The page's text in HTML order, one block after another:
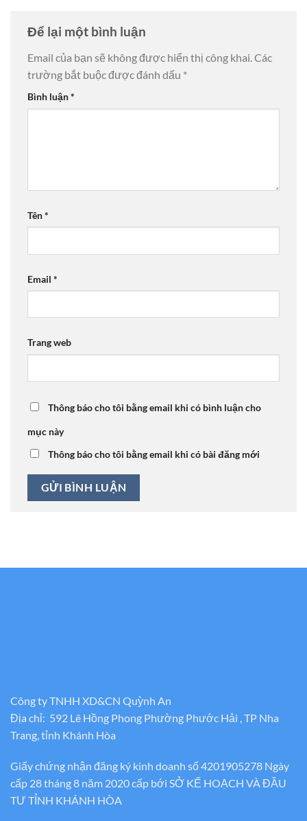
Để lại một bình luận
Email của bạn sẽ không được hiển thị công khai.Các
trường bắt buộc được đánh dấu *
Bình luận*
Tên*
Email *
Trang web
Thông báo cho tôi bằng email khi có bình luận cho
mục này
Thông báo cho tôi bằng email khi có bài đăng mới
Công ty TNHH XD&CN Quỳnh An
Địa chỉ: 592 Lê Hồng Phong Phường Phước Hải , TP Nha
Trang, tỉnh Khánh Hòa
Giấy chứng nhận đăng ký kinh doanh số 4201905278 Ngày
cấp 28 tháng 8 năm 2020 cấp bới SỞ KẾ HOẠCH VÀ ĐẦU
TƯ TỈNH KHÁNH HÒA